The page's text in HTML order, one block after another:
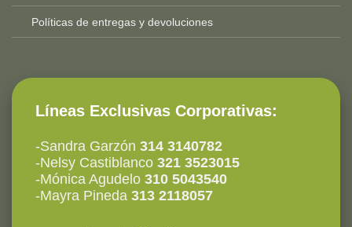
Políticas de entregas y devoluciones
Líneas Exclusivas Corporativas:
-Sandra Garzón 314 3140782
-Nelsy Castiblanco 321 3523015
-Mónica Agudelo 310 5043540
-Mayra Pineda 313 2118057